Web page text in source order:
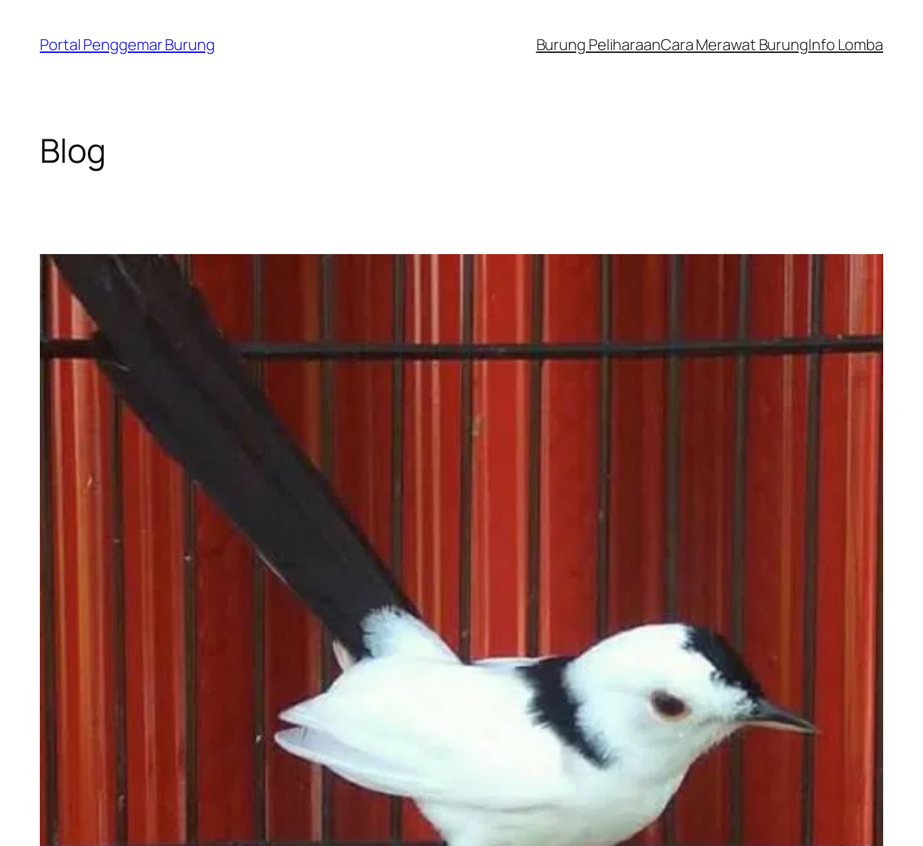
content
Portal Penggemar Burung Burung PeliharaanCara Merawat BurungInfo Lomba
Blog